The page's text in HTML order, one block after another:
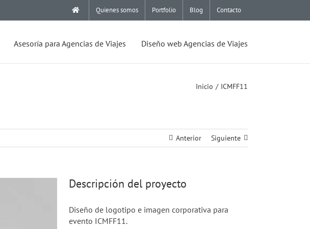
Quienes somos Portfolio Blog Contacto
Asesoría para Agencias de Viajes Diseño web Agencias de Viajes
Inicio ICMFF11
Anterior Siguiente
Descripción del proyecto
Diseño de logotipo e imagen corporativa para
evento ICMFF11.